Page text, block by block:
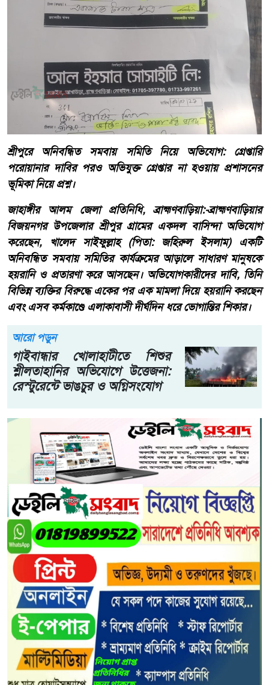
শ্রীপুরে অনিবন্ধিত সমবায় সমিতি নিয়ে অভিযোগ: গ্রেপ্তারি
পরোয়ানার দাবির পরও অভিযুক্ত গ্রেপ্তার না হওয়ায় প্রশাসনের
ভূমিকা নিয়ে প্রশ্ন।
জাহাঙ্গীর আলম জেলা প্রতিনিধি, ব্রাহ্মণবাড়িয়া:-ব্রাহ্মণবাড়িয়ার
বিজয়নগর উপজেলার শ্রীপুর গ্রামের একদল বাসিন্দা অভিযোগ
করেছেন, খালেদ সাইফুল্লাহ (পিতা: জহিরুল ইসলাম) একটি
অনিবন্ধিত সমবায় সমিতির কার্যক্রমের আড়ালে সাধারণ মানুষকে
হয়রানি ও প্রতারণা করে আসছেন। অভিযোগকারীদের দাবি, তিনি
বিভিন্ন ব্যক্তির বিরুদ্ধে একের পর এক মামলা দিয়ে হয়রানি করছেন
এবং এসব কর্মকাণ্ডে এলাকাবাসী দীর্ঘদিন ধরে ভোগান্তির শিকার।
আরো পড়ুন
গাইবান্ধার খোলাহাটীতে শিশুর
শ্লীলতাহানির অভিযোগে উত্তেজনা:
রেস্টুরেন্টে ভাঙচুর ও অগ্নিসংযোগ